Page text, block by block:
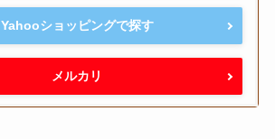
Yahooショッピングで探す
メルカリ